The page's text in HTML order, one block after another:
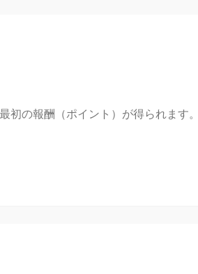
の報酬（ポイント）が得られます。